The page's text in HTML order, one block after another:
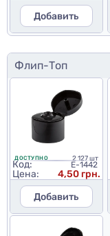
Добавить
Флип-Топ
ДОСТУПНО 2 127 шт
Код: E-1442
Цена:
4,50 грн.
Добавить